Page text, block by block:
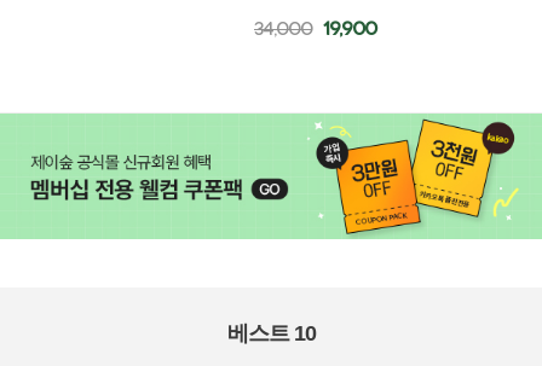
34,000 19,900
베스트 10